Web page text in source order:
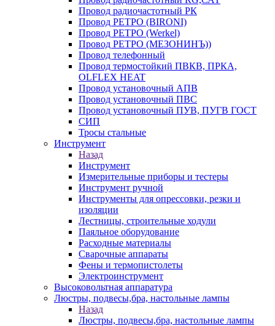
Провод радиочастотный РК
Провод РЕТРО (BIRONI)
Провод РЕТРО (Werkel)
Провод РЕТРО (МЕЗОНИНЪ))
Провод телефонный
Провод термостойкий ПВКВ, ПРКА,
OLFLEX HEAT
Провод установочный АПВ
Провод установочный ПВС
Провод установочный ПУВ, ПУГВ ГОСТ
СИП
Тросы стальные
Инструмент
Назад
Инструмент
Измерительные приборы и тестеры
Инструмент ручной
Инструменты для опрессовки, резки и
изоляции
Лестницы, строительные ходули
Паяльное оборудование
Расходные материалы
Сварочные аппараты
Фены и термопистолеты
Электроинструмент
Высоковольтная аппаратура
Люстры, подвесы,бра, настольные лампы
Назад
Люстры, подвесы,бра, настольные лампы